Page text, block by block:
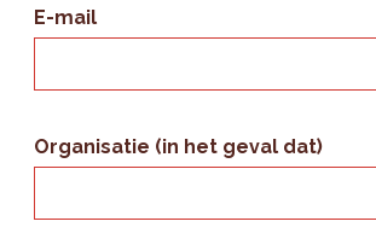
E-mail
Organisatie (in het geval dat)